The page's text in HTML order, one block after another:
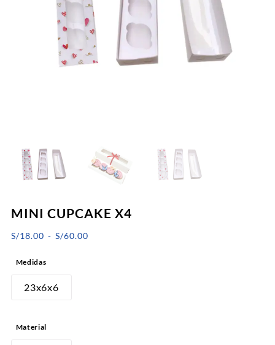
MINI CUPCAKE X4
S/18.00 - S/60.00Rango
Medidas
23x6x6
Material